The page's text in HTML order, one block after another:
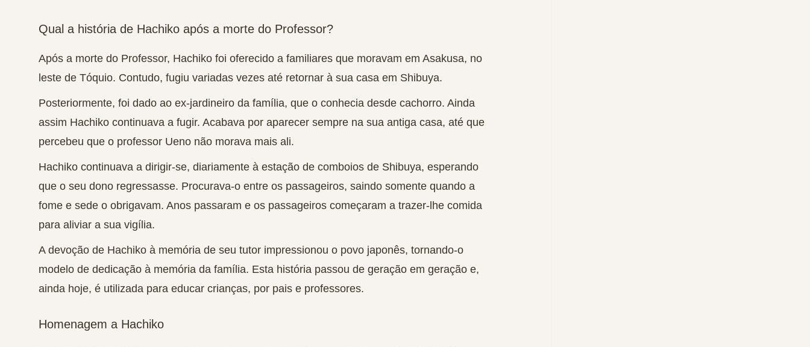
Qual a história de Hachiko após a morte do Professor?
Após a morte do Professor, Hachiko foi oferecido a familiares que moravam em Asakusa, no
leste de Tóquio. Contudo, fugiu variadas vezes até retornar à sua casa em Shibuya.
Posteriormente, foi dado ao ex-jardineiro da família, que o conhecia desde cachorro. Ainda
assim Hachiko continuava a fugir. Acabava por aparecer sempre na sua antiga casa, até que
percebeu que o professor Ueno não morava mais ali.
Hachiko continuava a dirigir-se, diariamente à estação de comboios de Shibuya, esperando
que o seu dono regressasse. Procurava-o entre os passageiros, saindo somente quando a
fome e sede o obrigavam. Anos passaram e os passageiros começaram a trazer-lhe comida
para aliviar a sua vigília.
A devoção de Hachiko à memória de seu tutor impressionou o povo japonês, tornando-o
modelo de dedicação à memória da família. Esta história passou de geração em geração e,
ainda hoje, é utilizada para educar crianças, por pais e professores.
Homenagem a Hachiko